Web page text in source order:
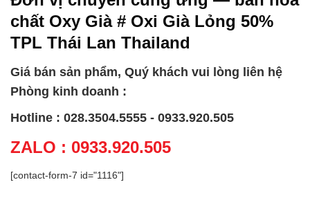
chất Oxy Già # Oxi Già Lỏng 50%
TPL Thái Lan Thailand
Giá bán sản phẩm, Quý khách vui lòng liên hệ
Phòng kinh doanh :
Hotline : 028.3504.5555 - 0933.920.505
ZALO : 0933.920.505
[contact-form-7 id="1116"]